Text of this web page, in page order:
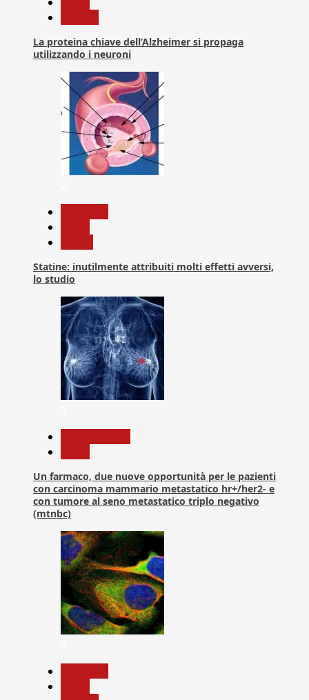
La proteina chiave dell’Alzheimer si propaga
utilizzando i neuroni
Statine: inutilmente attribuiti molti effetti avversi,
lo studio
Un farmaco, due nuove opportunità per le pazienti
con carcinoma mammario metastatico hr+/her2- e
con tumore al seno metastatico triplo negativo
(mtnbc)